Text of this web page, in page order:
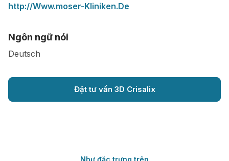
http://Www.moser-Kliniken.De
Ngôn ngữ nói
Deutsch
Đặt tư vấn 3D Crisalix